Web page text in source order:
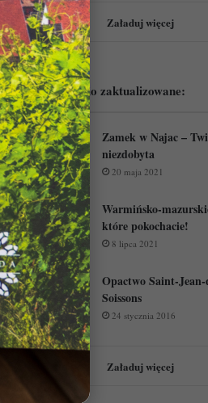
Załaduj więcej
Podejrzyj ostatnio zaktualizowane:
Zamek w Najac –
niezdobyta
20 maja 2021
Warmińsko-
które pokochacie!
8 lipca 2021
Opactwo Saint-Jean-
Soissons
24 stycznia 2016
Załaduj więcej